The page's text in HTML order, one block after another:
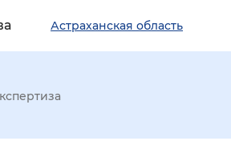
Астраханская область